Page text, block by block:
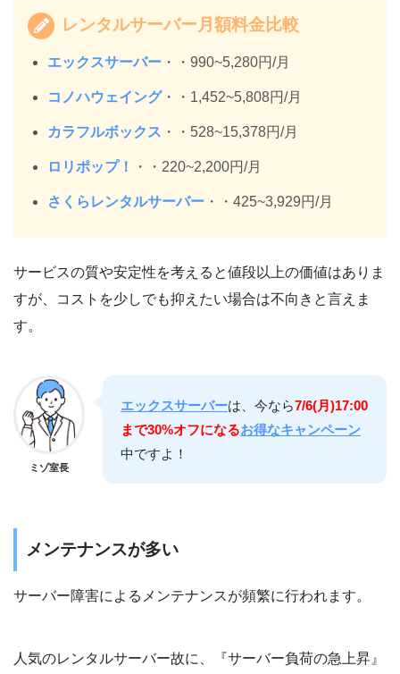
レンタルサーバー月額料金比較
エックスサーバー ・・990~5,280円/月
コノハウェイング・・1,452~5,808円/月
カラフルボックス ・・528~15,378円/月
ロリポップ！ ・・220~2,200円/月
さくらレンタルサーバー ・・425~3,929円/月
サービスの質や安定性を考えると値段以上の価値はありま
すが、コストを少しでも抑えたい場合は不向きと言えま
す。
ミゾ室長
エックスサーバーは、今なら7/6(月)17:00
まで30%オフになるお得なキャンペーン
中ですよ！
メンテナンスが多い
サーバー障害によるメンテナンスが頻繁に行われます。
人気のレンタルサーバー故に、『サーバー負荷の急上昇』